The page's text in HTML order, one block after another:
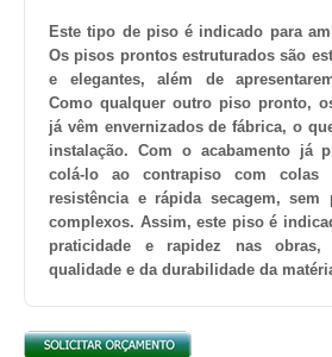
Este tipo de piso é indicado para
Os pisos prontos estruturados são
e elegantes, além de
Como qualquer outro piso pronto,
já vêm envernizados de fábrica, o
instalação. Com o acabamento já
colá-lo ao contrapiso com colas
resistência e rápida secagem, sem
complexos. Assim, este piso é
praticidade e rapidez nas
qualidade e da durabilidade da